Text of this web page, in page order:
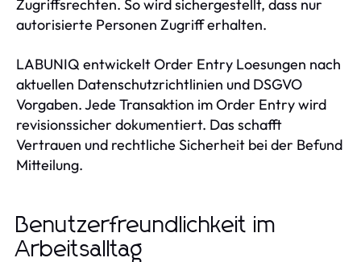
Zugriffsrechten. So wird sichergestellt, dass nur
autorisierte Personen Zugriff erhalten.
LABUNIQ entwickelt Order Entry Loesungen nach
aktuellen Datenschutzrichtlinien und DSGVO
Vorgaben. Jede Transaktion im Order Entry wird
revisionssicher dokumentiert. Das schafft
Vertrauen und rechtliche Sicherheit bei der Befund
Mitteilung.
Benutzerfreundlichkeit im
Arbeitsalltag